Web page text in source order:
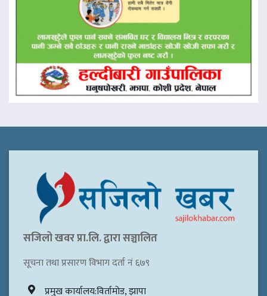
सजिलो खवर प्रा.लि. द्वारा सञ्चालित
सूचना तथा प्रसारण विभाग दर्ता नं ६७९
प्रमुख कार्यालय:विर्तामोड, झापा